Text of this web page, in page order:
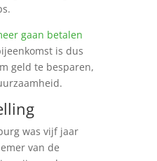
gaan betalen
is dus
geld te besparen,
was vijf jaar
van de